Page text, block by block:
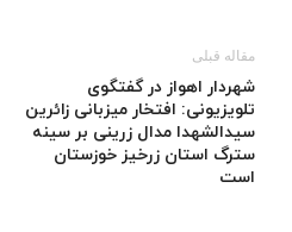
مقاله قبلی
شهردار اهواز در گفتگوی
تلویزیونی: افتخار میزبانی زائرین
سیدالشهدا مدال زرینی بر سینه
سترگ استان زرخیز خوزستان
است